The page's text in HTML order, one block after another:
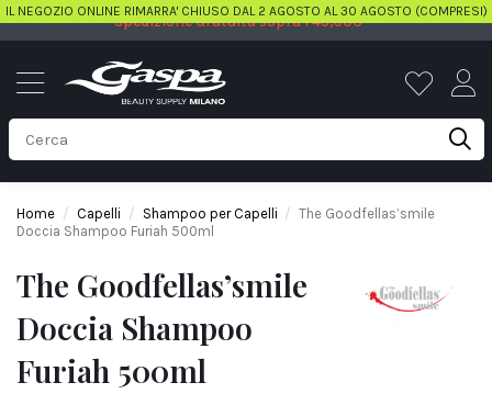
IL NEGOZIO ONLINE RIMARRA' CHIUSO DAL 2 AGOSTO AL 30 AGOSTO (COMPRESI)
Spedizione Gratuita sopra i 49,90€
Home Capelli Shampoo per Capelli
The Goodfellas’smile
Doccia Shampoo Furiah 500ml
The Goodfellas’smile
Doccia Shampoo
Furiah 500ml